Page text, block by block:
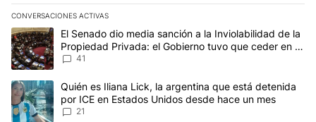
CONVERSACIONES ACTIVAS
Este listado muestra los artículos con más comentarios en los
Un artículo de tendencia con el título "El Senado dio media
El Senado dio media sanción a la Inviolabilidad de la
Propiedad Privada: el Gobierno tuvo que ceder en la
Ley del Manejo del Fuego
41
Un artículo de tendencia con el título "Quién es Iliana Lick, la
Quién es Iliana Lick, la argentina que está detenida
por ICE en Estados Unidos desde hace un mes
21